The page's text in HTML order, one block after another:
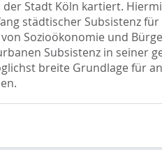
Stadt Köln kartiert.
städtischer Subsistenz
Sozioökonomie und
Subsistenz in
breite Grundlage für